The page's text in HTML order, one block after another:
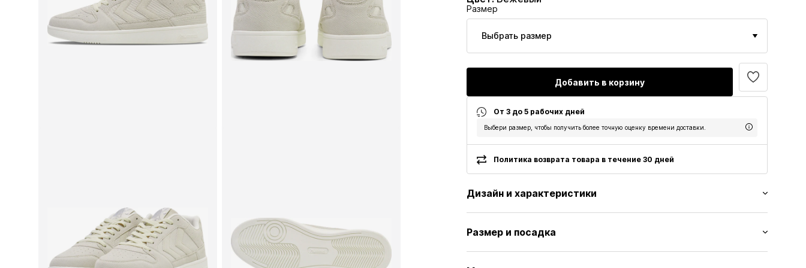
Размер
Выбрать размер
Добавить в корзину
От 3 до 5 рабочих дней
Выбери размер, чтобы получить более точную оценку времени доставки.
Политика возврата товара в течение 30 дней
Дизайн и характеристики
Искусственная кожа
Круглый носок
Размер и посадка